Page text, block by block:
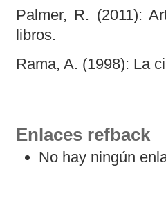
Palmer, R. (2011):
libros.
Rama, A. (1998): La
Enlaces refback
No hay ningún